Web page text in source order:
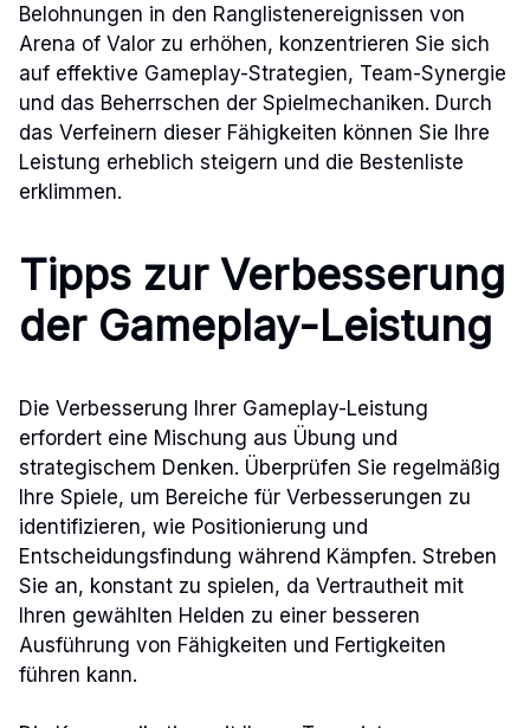
Belohnungen in den Ranglistenereignissen von
Arena of Valor zu erhöhen, konzentrieren Sie sich
auf effektive Gameplay-Strategien, Team-Synergie
und das Beherrschen der Spielmechaniken. Durch
das Verfeinern dieser Fähigkeiten können Sie Ihre
Leistung erheblich steigern und die Bestenliste
erklimmen.
Tipps zur Verbesserung
der Gameplay-Leistung
Die Verbesserung Ihrer Gameplay-Leistung
erfordert eine Mischung aus Übung und
strategischem Denken. Überprüfen Sie regelmäßig
Ihre Spiele, um Bereiche für Verbesserungen zu
identifizieren, wie Positionierung und
Entscheidungsfindung während Kämpfen. Streben
Sie an, konstant zu spielen, da Vertrautheit mit
Ihren gewählten Helden zu einer besseren
Ausführung von Fähigkeiten und Fertigkeiten
führen kann.